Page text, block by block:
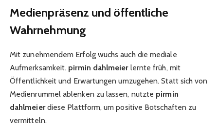
Medienpräsenz und öffentliche
Wahrnehmung
Mit zunehmendem Erfolg wuchs auch die mediale
Aufmerksamkeit. pirmin dahlmeierlernte früh, mit
Öffentlichkeit und Erwartungen umzugehen. Statt sich von
Medienrummel ablenken zu lassen, nutzte pirmin
dahlmeierdiese Plattform, um positive Botschaften zu
vermitteln.